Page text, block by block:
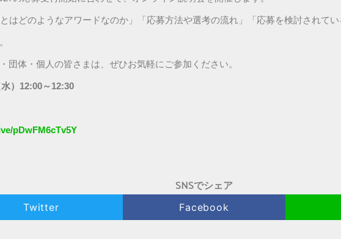
とはどのようなアワードなのか」「応募方法や選考の流れ」「応募を検討されて
団体・個人の皆さまは、ぜひお気軽にご参加ください。
）12:00～12:30
pDwFM6cTv5Y
SNSでシェア
Twitter Facebook